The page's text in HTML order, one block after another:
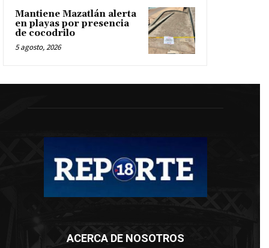
Mantiene Mazatlán alerta
en playas por presencia
de cocodrilo
5 agosto, 2026
ACERCA DE NOSOTROS